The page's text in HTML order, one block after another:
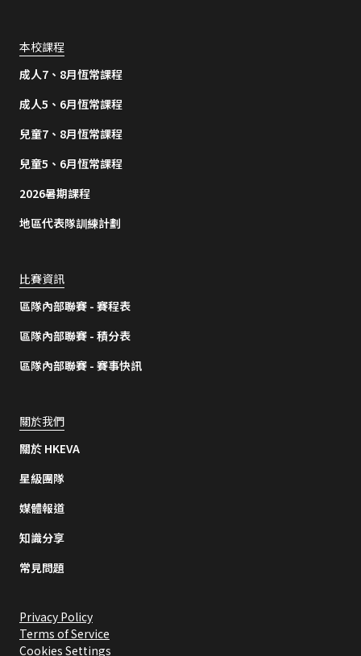
本校課程
成人7、8月恆常課程
成人5、6月恆常課程
兒童7、8月恆常課程
兒童5、6月恆常課程
2026暑期課程
地區代表隊訓練計劃
比賽資訊
區隊內部聯賽 - 賽程表
區隊內部聯賽 - 積分表
區隊內部聯賽 - 賽事快訊
關於我們
關於 HKEVA
星級團隊
媒體報道
知識分享
常見問題
Privacy Policy
Terms of Service
Cookies Settings